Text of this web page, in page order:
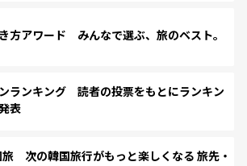
方アワード みんなで選ぶ、旅のベスト。
ランキング 読者の投票をもとにランキン
表
次の韓国旅行がもっと楽しくなる 旅先・